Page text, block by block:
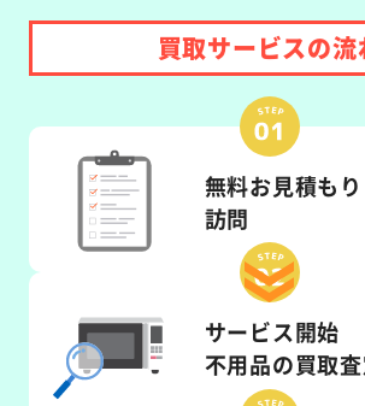
買取サービスの流
無料お見積もり
訪問
サービス開始
不用品の買取